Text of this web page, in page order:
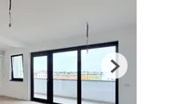
Next